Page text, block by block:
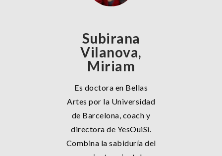
Subirana
Vilanova,
Miriam
Es doctora en Bellas
Artes por la Universidad
de Barcelona, coach y
directora de YesOuiSi.
Combina la sabiduría del